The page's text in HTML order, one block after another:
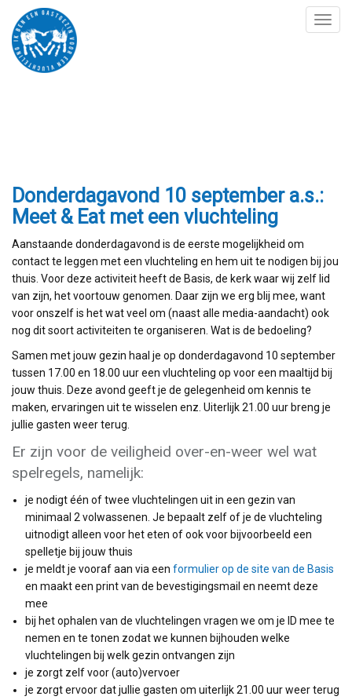
MEET & EAT MET EEN
Donderdagavond 10 september a.s.:
Meet & Eat met een vluchteling
Aanstaande donderdagavond is de eerste mogelijkheid om
contact te leggen met een vluchteling en hem uit te nodigen bij jou
thuis. Voor deze activiteit heeft de Basis, de kerk waar wij zelf lid
van zijn, het voortouw genomen. Daar zijn we erg blij mee, want
voor onszelf is het wat veel om (naast alle media-aandacht) ook
nog dit soort activiteiten te organiseren. Wat is de bedoeling?
Samen met jouw gezin haal je op donderdagavond 10 september
tussen 17.00 en 18.00 uur een vluchteling op voor een maaltijd bij
jouw thuis. Deze avond geeft je de gelegenheid om kennis te
maken, ervaringen uit te wisselen enz. Uiterlijk 21.00 uur breng je
jullie gasten weer terug.
Er zijn voor de veiligheid over-en-weer wel wat
spelregels, namelijk:
je nodigt één of twee vluchtelingen uit in een gezin van
minimaal 2 volwassenen. Je bepaalt zelf of je de vluchteling
uitnodigt alleen voor het eten of ook voor bijvoorbeeld een
spelletje bij jouw thuis
je meldt je vooraf aan via een formulier op de site van de Basis
en maakt een print van de bevestigingsmail en neemt deze
mee
bij het ophalen van de vluchtelingen vragen we om je ID mee te
nemen en te tonen zodat we kunnen bijhouden welke
vluchtelingen bij welk gezin ontvangen zijn
je zorgt zelf voor (auto)vervoer
je zorgt ervoor dat jullie gasten om uiterlijk 21.00 uur weer terug